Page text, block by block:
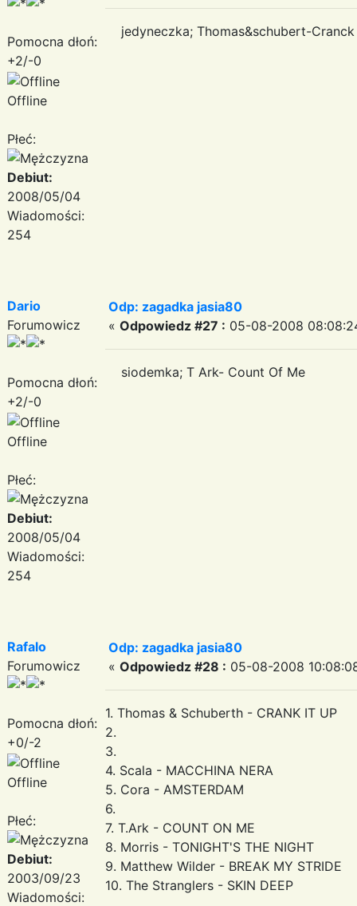
Pomocna dłoń:
+2/-0
Offline
Płeć:
Debiut:
2008/05/04
Wiadomości:
254
jedyneczka; Thomas&schubert-
Dario
Forumowicz
Pomocna dłoń:
+2/-0
Offline
Płeć:
Debiut:
2008/05/04
Wiadomości:
254
Odp: zagadka jasia80
« Odpowiedz #27 : 05-08-2008
siodemka; T Ark- Count Of Me
Rafalo
Forumowicz
Pomocna dłoń:
+0/-2
Offline
Płeć:
Debiut:
2003/09/23
Wiadomości:
Odp: zagadka jasia80
« Odpowiedz #28 : 05-08-2008
1. Thomas & Schuberth - CRANK IT UP
2.
3.
4. Scala - MACCHINA NERA
5. Cora - AMSTERDAM
6.
7. T.Ark - COUNT ON ME
8. Morris - TONIGHT'S THE NIGHT
9. Matthew Wilder - BREAK MY STRIDE
10. The Stranglers - SKIN DEEP